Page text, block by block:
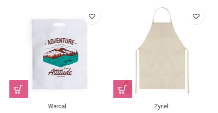
Wercal Zyriel